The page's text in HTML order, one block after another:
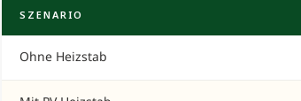
SZENARIO
Ohne Heizstab